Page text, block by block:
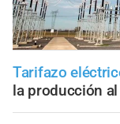
Tarifazo
la producción